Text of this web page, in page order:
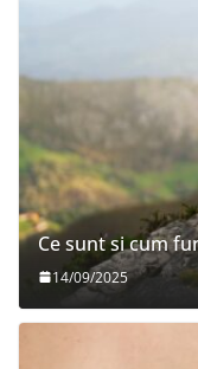
Ce sunt si cum
14/09/2025